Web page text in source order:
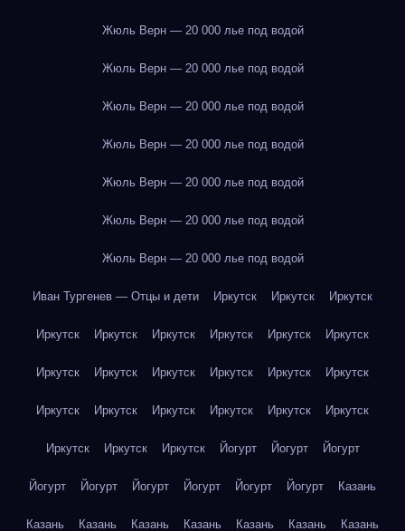
Жюль Верн — 20 000 лье под водой
Жюль Верн — 20 000 лье под водой
Жюль Верн — 20 000 лье под водой
Жюль Верн — 20 000 лье под водой
Жюль Верн — 20 000 лье под водой
Жюль Верн — 20 000 лье под водой
Жюль Верн — 20 000 лье под водой
Иван Тургенев — Отцы и дети Иркутск Иркутск Иркутск
Иркутск Иркутск Иркутск Иркутск Иркутск Иркутск
Иркутск Иркутск Иркутск Иркутск Иркутск Иркутск
Иркутск Иркутск Иркутск Иркутск Иркутск Иркутск
Иркутск Иркутск Иркутск Йогурт Йогурт Йогурт
Йогурт Йогурт Йогурт Йогурт Йогурт Йогурт Казань
Казань Казань Казань Казань Казань Казань Казань